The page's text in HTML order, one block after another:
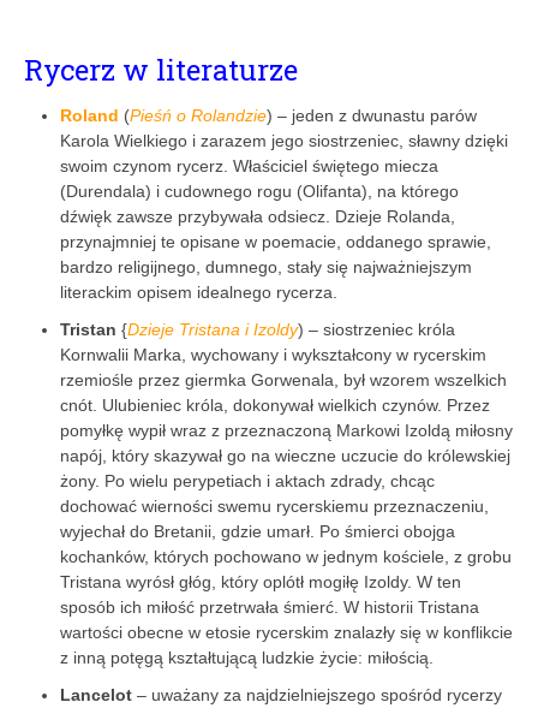
Rycerz w literaturze
Roland (Pieśń o Rolandzie) – jeden z dwunastu parów
Karola Wielkiego i zarazem jego siostrzeniec, sławny dzięki
swoim czynom rycerz. Właściciel świętego miecza
(Durendala) i cudownego rogu (Olifanta), na którego
dźwięk zawsze przybywała odsiecz. Dzieje Rolanda,
przynajmniej te opisane w poemacie, oddanego sprawie,
bardzo religijnego, dumnego, stały się najważniejszym
literackim opisem idealnego rycerza.
Tristan {Dzieje Tristana i Izoldy) – siostrzeniec króla
Kornwalii Marka, wychowany i wykształcony w rycerskim
rzemiośle przez giermka Gorwenala, był wzorem wszelkich
cnót. Ulubieniec króla, dokonywał wielkich czynów. Przez
pomyłkę wypił wraz z przeznaczoną Markowi Izoldą miłosny
napój, który skazywał go na wieczne uczucie do królewskiej
żony. Po wielu perypetiach i aktach zdrady, chcąc
dochować wierności swemu rycerskiemu przeznaczeniu,
wyjechał do Bretanii, gdzie umarł. Po śmierci obojga
kochanków, których pochowano w jednym kościele, z grobu
Tristana wyrósł głóg, który oplótł mogiłę Izoldy. W ten
sposób ich miłość przetrwała śmierć. W historii Tristana
wartości obecne w etosie rycerskim znalazły się w konflikcie
z inną potęgą kształtującą ludzkie życie: miłością.
Lancelot – uważany za najdzielniejszego spośród rycerzy